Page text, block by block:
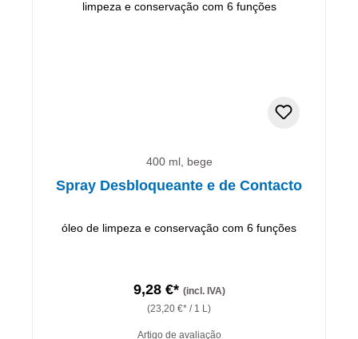
400 ml, bege
Spray Desbloqueante e de Contacto
óleo de limpeza e conservação com 6 funções
9,28 €* (incl. IVA)
(23,20 €* / 1 L)
Artigo de avaliação